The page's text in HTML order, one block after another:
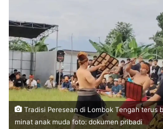
Tradisi Peresean di Lombok Tengah terus
minat anak muda foto: dokumen pribadi